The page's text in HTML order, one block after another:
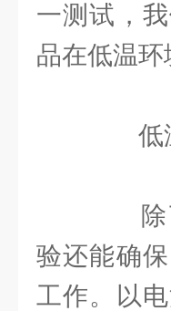
一测试，
品在低温
低
除了
验还能确
工作。以